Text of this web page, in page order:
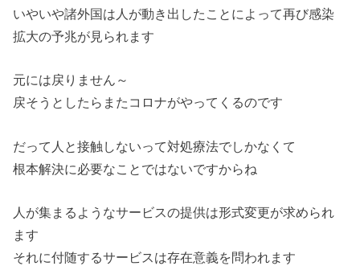
いやいや諸外国は人が動き出したことによって再び感染
拡大の予兆が見られます
元には戻りません～
戻そうとしたらまたコロナがやってくるのです
だって人と接触しないって対処療法でしかなくて
根本解決に必要なことではないですからね
人が集まるようなサービスの提供は形式変更が求められ
ます
それに付随するサービスは存在意義を問われます